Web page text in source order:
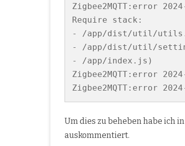
Zigbee2MQTT:error
Require stack:
- /app/dist/util/
- /app/dist/util/
- /app/index.js)
Zigbee2MQTT:error
Zigbee2MQTT:error
Um dies zu beheben habe ich
auskommentiert.